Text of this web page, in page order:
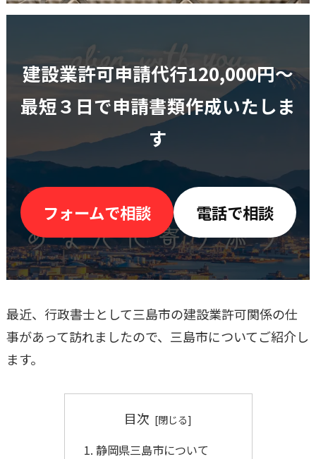
建設業許可申請代行120,000円〜
最短３日で申請書類作成いたしま
す
フォームで相談 電話で相談
最近、行政書士として三島市の建設業許可関係の仕
事があって訪れましたので、三島市についてご紹介し
ます。
目次
静岡県三島市について